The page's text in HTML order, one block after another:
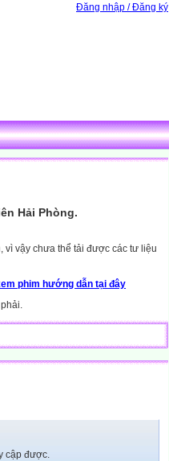
Đăng nhập / Đăng ký
Hải Phòng.
vì vậy chưa thể tải được các tư liệu
phim hướng dẫn tại đây
cập được.